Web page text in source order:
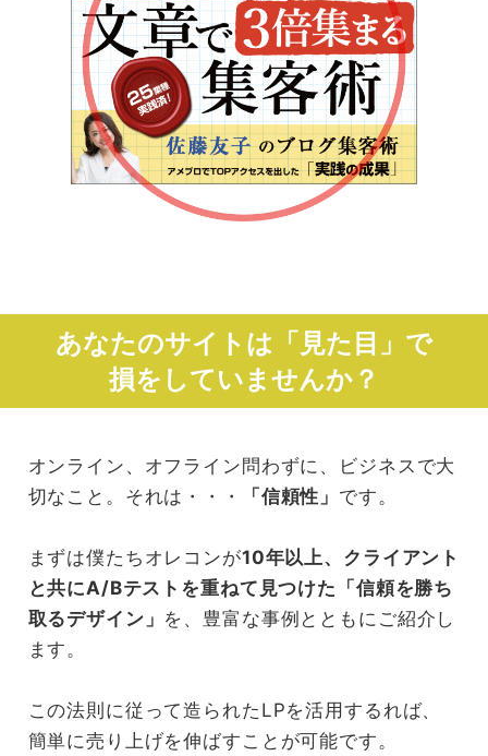
あなたのサイトは「見た目」で
損をしていませんか？
オンライン、オフライン問わずに、ビジネスで大
切なこと。それは・・・
「信頼性」 です。
まずは僕たちオレコンが10年以上、クライアント
と共にA/Bテストを重ねて見つけた「信頼を勝ち
取るデザイン」 を、豊富な事例とともにご紹介し
ます。
この法則に従って造られたLPを活用するれば、
簡単に売り上げを伸ばすことが可能です。